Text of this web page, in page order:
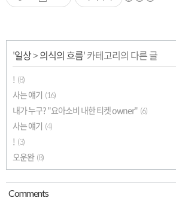
'일상>의식의 흐름' 카테고리의 다른 글
! (8)
사는 얘기 (16)
내가 누구? "요아소비 내한 티켓 owner" (6)
사는 얘기 (4)
! (3)
오운완 (8)
Comments